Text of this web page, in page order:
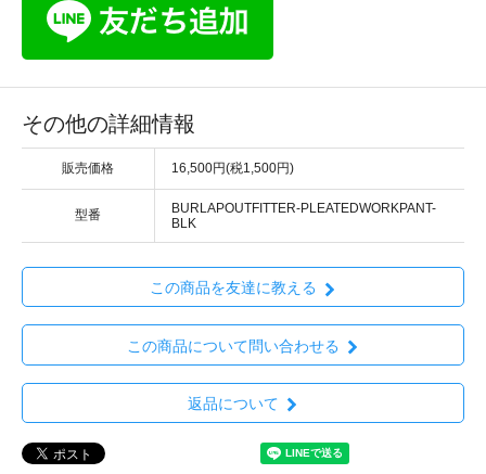
その他の詳細情報
販売価格 16,500円(税1,500円)
型番
BURLAPOUTFITTER-PLEATEDWORKPANT-
BLK
この商品を友達に教える
この商品について問い合わせる
返品について